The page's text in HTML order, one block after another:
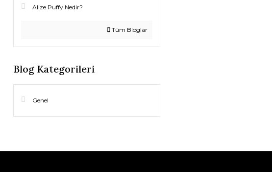
Alize Puffy Nedir?
Tüm Bloglar
Blog Kategorileri
Genel